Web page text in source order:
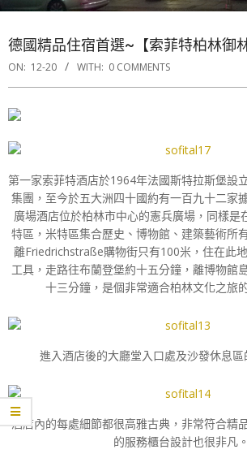
德國精品住宿首選~【索菲特柏林御
ON: 12-20 WITH: 0 COMMENTS
第一家索菲特酒店於1964年法國斯特拉斯堡設
集團，至今於五大洲四十國約有一百九十二家
廣場酒店位於柏林市中心的憲兵廣場，同樣是
特區，米特區集合歷史、博物館、建築藝術所
離Friedrichstraße購物街只有100米，住在此
工具，走路往布蘭登堡約十五分鐘，離博物館
十三分鐘，是個非常適合柏林文化之旅
進入酒店後的大廳堂入口處及沙發休息區
酒店內的每處細節都很高雅古典，非常符合精
的服務櫃台設計也很非凡。